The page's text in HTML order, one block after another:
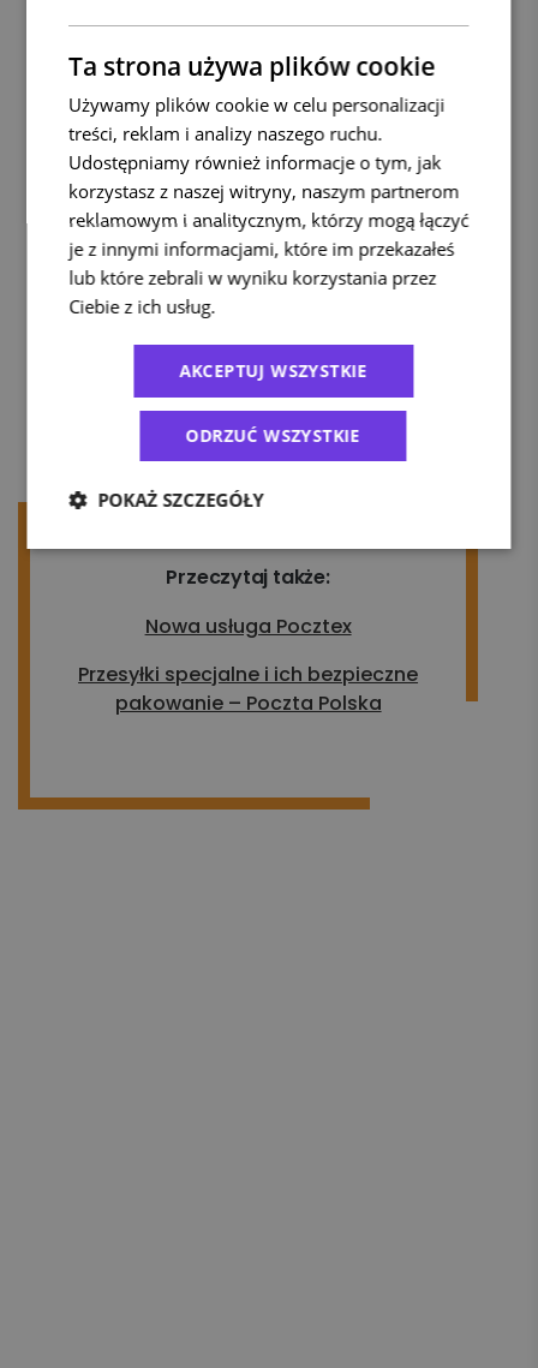
dodatkowych, takich jak np.: „Ostrożnie”,
„Potwierdzenie odbioru”, „Sprawdzenie
zawartości”),
ich treść i wizerunek nie są zabronione
prawem.
Możesz zastosować na opakowaniu
przesyłkitaśmy samoprzylepne, nalepki i
napisy, wskazujące na sposób
postępowania z przesyłką przy jej
usług dodatkowych, a także w przypadku
wybrania ubezpieczenia.
Przeczytaj także:
Nowa usługa Pocztex
Przesyłki specjalne i ich bezpieczne
pakowanie – Poczta Polska
Ta strona używa plików cookie
Używamy plików cookie w celu personalizacji
treści, reklam i analizy naszego ruchu.
Udostępniamy również informacje o tym, jak
korzystasz z naszej witryny, naszym partnerom
reklamowym i analitycznym, którzy mogą łączyć
je z innymi informacjami, które im przekazałeś
lub które zebrali w wyniku korzystania przez
Ciebie z ich usług.
AKCEPTUJ WSZYSTKIE
ODRZUĆ WSZYSTKIE
POKAŻ SZCZEGÓŁY